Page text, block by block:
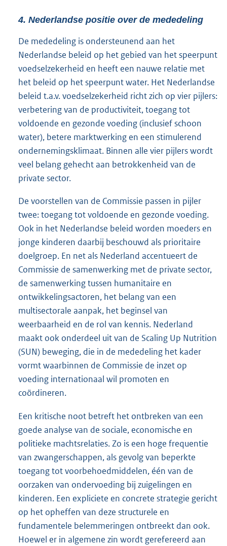
4. Nederlandse positie over de mededeling
De mededeling is ondersteunend aan het
Nederlandse beleid op het gebied van het speerpunt
voedselzekerheid en heeft een nauwe relatie met
het beleid op het speerpunt water. Het Nederlandse
beleid t.a.v. voedselzekerheid richt zich op vier pijlers:
verbetering van de productiviteit, toegang tot
voldoende en gezonde voeding (inclusief schoon
water), betere marktwerking en een stimulerend
ondernemingsklimaat. Binnen alle vier pijlers wordt
veel belang gehecht aan betrokkenheid van de
private sector.
De voorstellen van de Commissie passen in pijler
twee: toegang tot voldoende en gezonde voeding.
Ook in het Nederlandse beleid worden moeders en
jonge kinderen daarbij beschouwd als prioritaire
doelgroep. En net als Nederland accentueert de
Commissie de samenwerking met de private sector,
de samenwerking tussen humanitaire en
ontwikkelingsactoren, het belang van een
multisectorale aanpak, het beginsel van
weerbaarheid en de rol van kennis. Nederland
maakt ook onderdeel uit van de Scaling Up Nutrition
(SUN) beweging, die in de mededeling het kader
vormt waarbinnen de Commissie de inzet op
voeding internationaal wil promoten en
coördineren.
Een kritische noot betreft het ontbreken van een
goede analyse van de sociale, economische en
politieke machtsrelaties. Zo is een hoge frequentie
van zwangerschappen, als gevolg van beperkte
toegang tot voorbehoedmiddelen, één van de
oorzaken van ondervoeding bij zuigelingen en
kinderen. Een expliciete en concrete strategie gericht
op het opheffen van deze structurele en
fundamentele belemmeringen ontbreekt dan ook.
Hoewel er in algemene zin wordt gerefereerd aan